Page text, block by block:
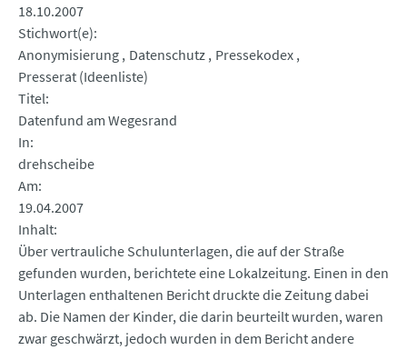
18.10.2007
Stichwort(e)
Anonymisierung Datenschutz Pressekodex
Presserat (Ideenliste)
Titel
Datenfund am Wegesrand
In
drehscheibe
Am
19.04.2007
Inhalt
Über vertrauliche Schulunterlagen, die auf der Straße
gefunden wurden, berichtete eine Lokalzeitung. Einen in den
Unterlagen enthaltenen Bericht druckte die Zeitung dabei
ab. Die Namen der Kinder, die darin beurteilt wurden, waren
zwar geschwärzt, jedoch wurden in dem Bericht andere